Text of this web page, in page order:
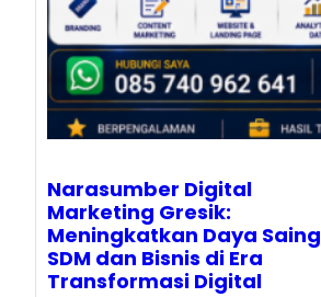
Narasumber Digital
Marketing Gresik:
Meningkatkan Daya Saing
SDM dan Bisnis di Era
Transformasi Digital